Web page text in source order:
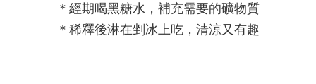
＊經期喝黑糖水，補充需要的礦物質
＊稀釋後淋在剉冰上吃，清涼又有趣